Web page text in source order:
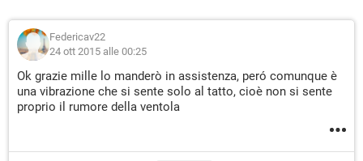
Federicav22
24 ott 2015 alle 00:25
Ok grazie mille lo manderò in assistenza, peró comunque è
una vibrazione che si sente solo al tatto, cioè non si sente
proprio il rumore della ventola